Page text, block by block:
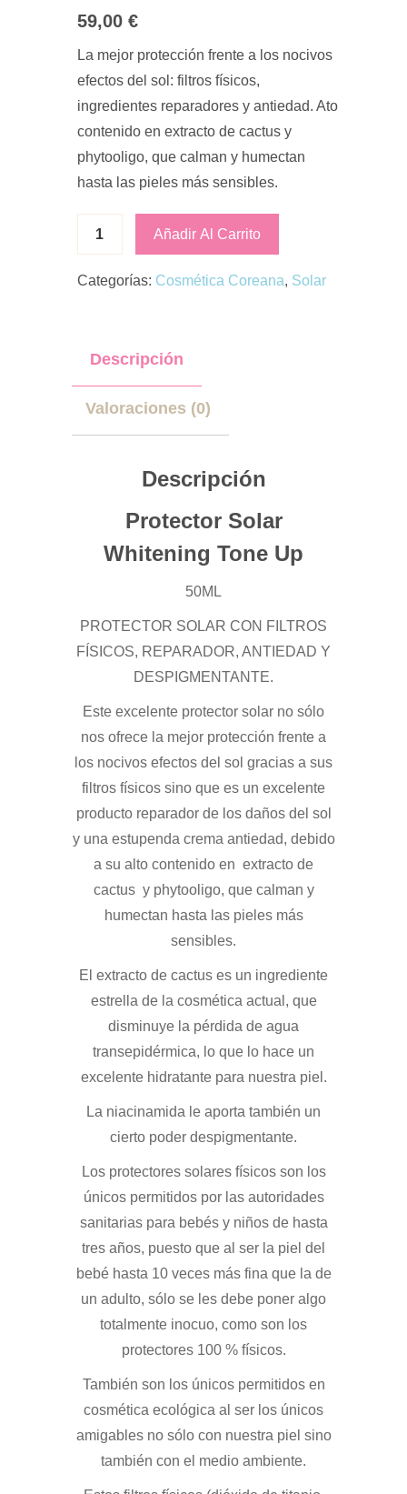
59,00 €
La mejor protección frente a los nocivos
efectos del sol: filtros físicos,
ingredientes reparadores y antiedad. Ato
contenido en extracto de cactus y
phytooligo, que calman y humectan
hasta las pieles más sensibles.
Añadir Al Carrito
Categorías: Cosmética Coreana, Solar
Descripción
Valoraciones (0)
Descripción
Protector Solar
Whitening Tone Up
50ML
PROTECTOR SOLAR CON FILTROS
FÍSICOS, REPARADOR, ANTIEDAD Y
DESPIGMENTANTE.
Este excelente protector solar no sólo
nos ofrece la mejor protección frente a
los nocivos efectos del sol gracias a sus
filtros físicos sino que es un excelente
producto reparador de los daños del sol
y una estupenda crema antiedad, debido
a su alto contenido en extracto de
cactus y phytooligo, que calman y
humectan hasta las pieles más
sensibles.
El extracto de cactus es un ingrediente
estrella de la cosmética actual, que
disminuye la pérdida de agua
transepidérmica, lo que lo hace un
excelente hidratante para nuestra piel.
La niacinamida le aporta también un
cierto poder despigmentante.
Los protectores solares físicos son los
únicos permitidos por las autoridades
sanitarias para bebés y niños de hasta
tres años, puesto que al ser la piel del
bebé hasta 10 veces más fina que la de
un adulto, sólo se les debe poner algo
totalmente inocuo, como son los
protectores 100 % físicos.
También son los únicos permitidos en
cosmética ecológica al ser los únicos
amigables no sólo con nuestra piel sino
también con el medio ambiente.